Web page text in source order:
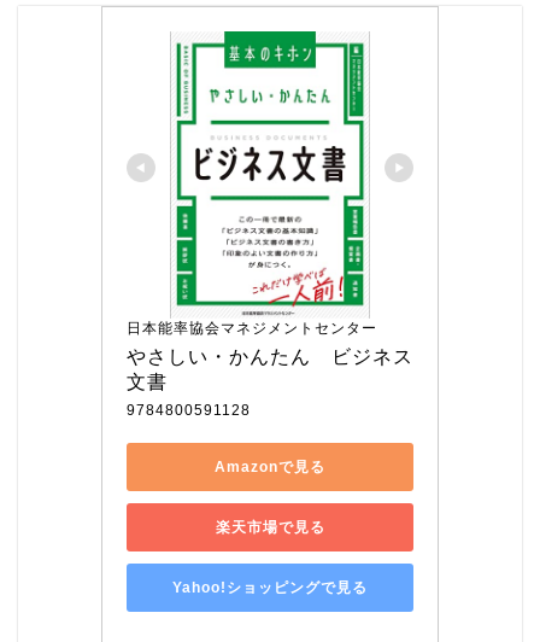
日本能率協会マネジメントセンター
やさしい・かんたん　ビジネス
文書
9784800591128
Amazonで見る
楽天市場で見る
Yahoo!ショッピングで見る